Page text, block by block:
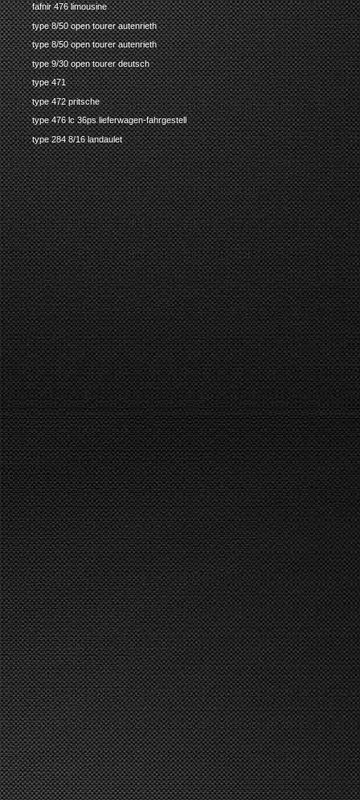
fafnir 476 limousine
type 8/50 open tourer autenrieth
type 8/50 open tourer autenrieth
type 9/30 open tourer deutsch
type 471
type 472 pritsche
type 476 lc 36ps lieferwagen-fahrgestell
type 284 8/16 landaulet